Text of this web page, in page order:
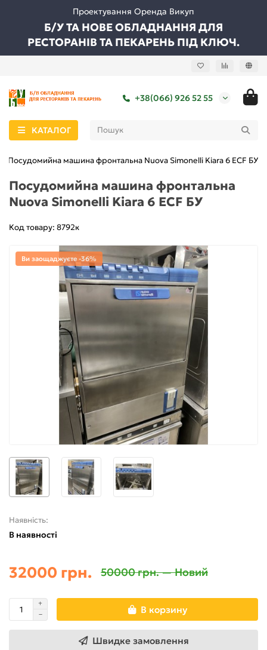
Проектування Оренда Викуп
Б/У ТА НОВЕ ОБЛАДНАННЯ ДЛЯ
РЕСТОРАНІВ ТА ПЕКАРЕНЬ ПІД КЛЮЧ.
+38(066) 926 52 55
КАТАЛОГ
Посудомийна машина фронтальна Nuova Simonelli Kiara 6 ECF БУ
Посудомийна машина фронтальна
Nuova Simonelli Kiara 6 ECF БУ
Код товару: 8792к
Ви заощаджуєте -36%
Наявність:
В наявності
32000 грн. 50000 грн. — Новий
В корзину
Швидке замовлення